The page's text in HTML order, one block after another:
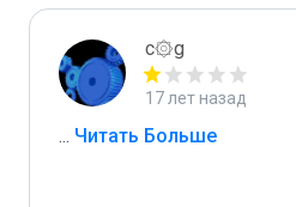
c۞g
17 лет назад
... Читать Больше